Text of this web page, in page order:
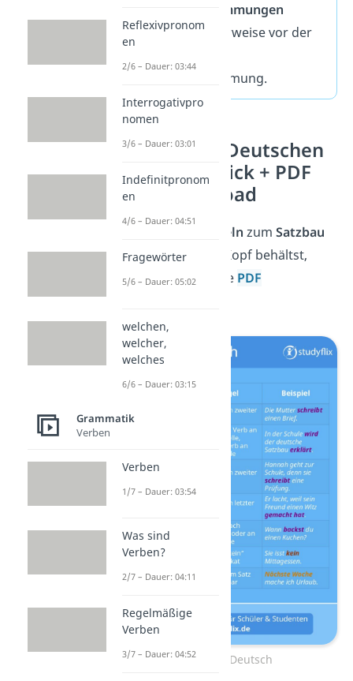
Adverbialbestimmungen
stehen normalerweise vor der
Adverbialbestimmung.
Satzbau im Deutschen
auf einen Blick + PDF
zum Download
Regeln zum Satzbau
im Deutschen im Kopf behältst,
kannst du dir diese PDF
Satzbau Deutsch
Reflexivpronom
en
2/6 – Dauer: 03:44
Interrogativpro
nomen
3/6 – Dauer: 03:01
Indefinitpronom
en
4/6 – Dauer: 04:51
Fragewörter
5/6 – Dauer: 05:02
welchen,
welcher,
welches
6/6 – Dauer: 03:15
Grammatik
Verben
Verben
1/7 – Dauer: 03:54
Was sind
Verben?
2/7 – Dauer: 04:11
Regelmäßige
Verben
3/7 – Dauer: 04:52